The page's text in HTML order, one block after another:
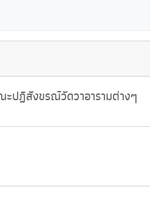
ปฏิสังขรณ์วัดวาอารามต่างๆ